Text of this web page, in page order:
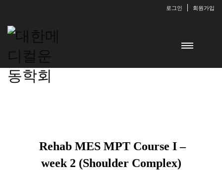
로그인 회원가입
Rehab MES MPT Course I –
week 2 (Shoulder Complex)